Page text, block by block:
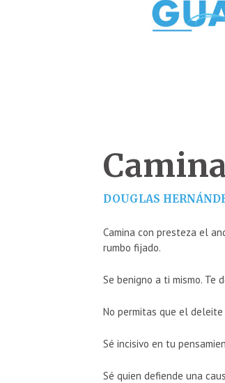
DOUGLAS
Camina con presteza el
rumbo fijado.
Se benigno a ti mismo. Te
No permitas que el
Sé incisivo en tu
Sé quien defiende una